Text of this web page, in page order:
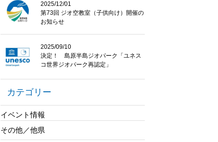
2025/12/01
第73回 ジオ空教室（子供向け）開催の
お知らせ
2025/09/10
決定！ 島原半島ジオパーク「ユネス
コ世界ジオパーク再認定」
カテゴリー
イベント情報
その他／他県